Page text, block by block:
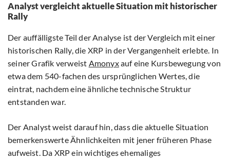
Analyst vergleicht aktuelle Situation mit historischer
Rally
Der auffälligste Teil der Analyse ist der Vergleich mit einer
historischen Rally, die XRP in der Vergangenheit erlebte. In
seiner Grafik verweist Amonyxauf eine Kursbewegung von
etwa dem 540-fachen des ursprünglichen Wertes, die
eintrat, nachdem eine ähnliche technische Struktur
entstanden war.
Der Analyst weist darauf hin, dass die aktuelle Situation
bemerkenswerte Ähnlichkeiten mit jener früheren Phase
aufweist. Da XRP ein wichtiges ehemaliges